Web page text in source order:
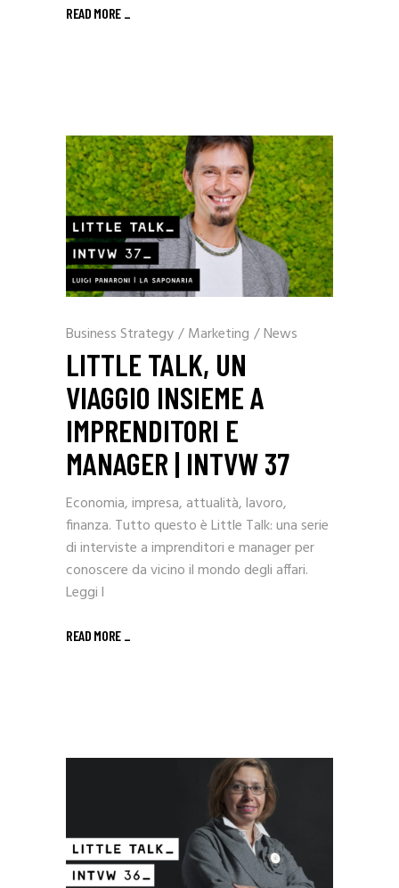
READ MORE _
Business Strategy/ Marketing /News
LITTLE TALK, UN
VIAGGIO INSIEME A
IMPRENDITORI E
MANAGER | INTVW 37
Economia, impresa, attualità, lavoro,
finanza. Tutto questo è Little Talk: una serie
di interviste a imprenditori e manager per
conoscere da vicino il mondo degli affari.
Leggi l
READ MORE _